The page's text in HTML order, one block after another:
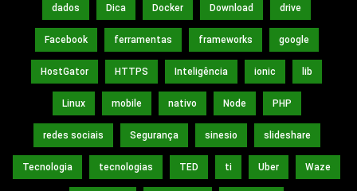
dados Dica Docker Download drive
Facebook ferramentas frameworks google
HostGator HTTPS Inteligência ionic lib
Linux mobile nativo Node PHP
redes sociais Segurança sinesio slideshare
Tecnologia tecnologias TED ti Uber Waze